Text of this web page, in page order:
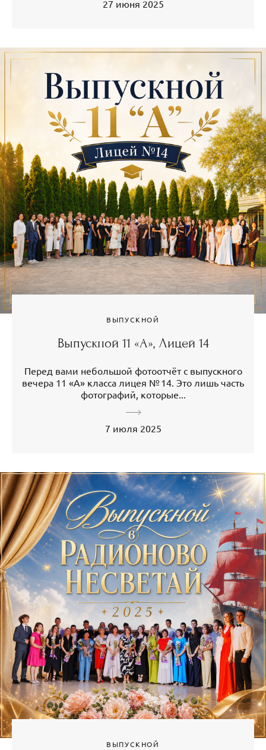
27 июня 2025
ВЫПУСКНОЙ
Выпускной 11 «А», Лицей 14
Перед вами небольшой фотоотчёт с выпускного
вечера 11 «А» класса лицея № 14. Это лишь часть
фотографий, которые...
7 июля 2025
ВЫПУСКНОЙ